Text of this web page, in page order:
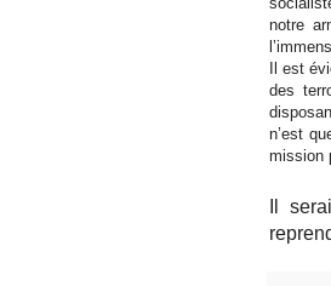
notre
Il est
des
n’est
mission
Il